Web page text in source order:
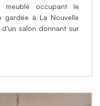
meublé occupant le
gardée à La Nouvelle
salon donnant sur